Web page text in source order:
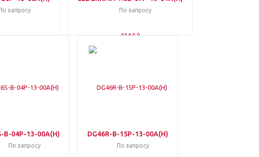
запросу По запросу
B-04P-13-00A(H)
По запросу
DG46R-B-15P-13-00A(H)
По запросу